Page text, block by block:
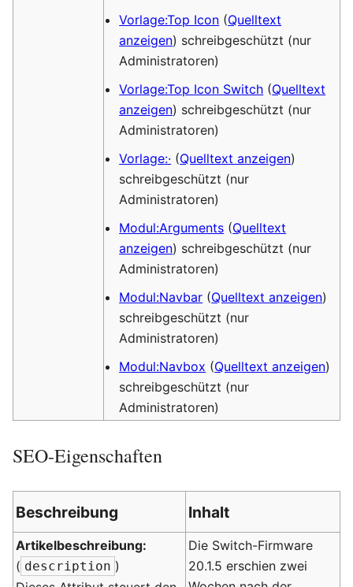
Vorlage:Top Icon (Quelltext
anzeigen) schreibgeschützt (nur
Administratoren)
Vorlage:Top Icon Switch (Quelltext
anzeigen) schreibgeschützt (nur
Administratoren)
Vorlage:· (Quelltext anzeigen)
schreibgeschützt (nur
Administratoren)
Modul:Arguments (Quelltext
anzeigen) schreibgeschützt (nur
Administratoren)
Modul:Navbar (Quelltext anzeigen)
schreibgeschützt (nur
Administratoren)
Modul:Navbox (Quelltext anzeigen)
schreibgeschützt (nur
Administratoren)
SEO-Eigenschaften
Beschreibung Inhalt
Artikelbeschreibung:
( description )
Die Switch-Firmware
20.1.5 erschien zwei